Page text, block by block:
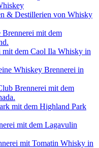
& Destillerien von Whisky
mit dem
mit dem Caol Ila Whisky in
Whiskey Brennerei in
Brennerei mit dem
mit dem Highland Park
mit dem Lagavulin
mit Tomatin Whisky in